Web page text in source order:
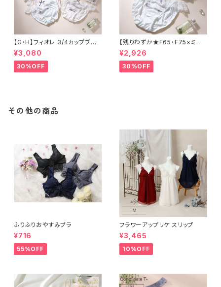
【G・H】フィオレ 3/4カップブラ＆
ショーツセット
¥3,080
30%OFF
【残りわずか★F65・F75×ミン
ト】フィオレ 3/4カップブラ＆ショ
ーツセット
¥2,926
30%OFF
その他の商品
ふりふりおやすみブラ
¥716
55%OFF
フラワーアップリケ スリップ
¥3,465
10%OFF